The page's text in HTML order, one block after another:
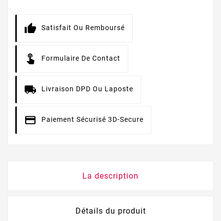
Satisfait Ou Remboursé
Formulaire De Contact
Livraison DPD Ou Laposte
Paiement Sécurisé 3D-Secure
La description
Détails du produit